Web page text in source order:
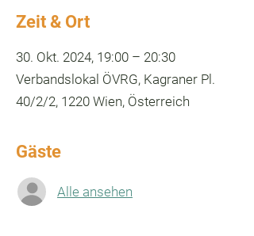
Zeit & Ort
30. Okt. 2024, 19:00 – 20:30
Verbandslokal ÖVRG, Kagraner Pl.
40/2/2, 1220 Wien, Österreich
Gäste
Alle ansehen